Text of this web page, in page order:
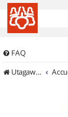
FAQ
UtagawaVTT (Randos VTT et VTTAE avec traces GPS)